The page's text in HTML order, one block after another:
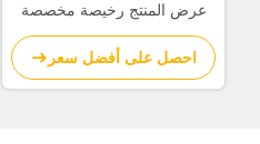
عرض المنتج رخيصة مخصصة
مع طباعة بالألوان الكاملة
احصل على أفضل سعر